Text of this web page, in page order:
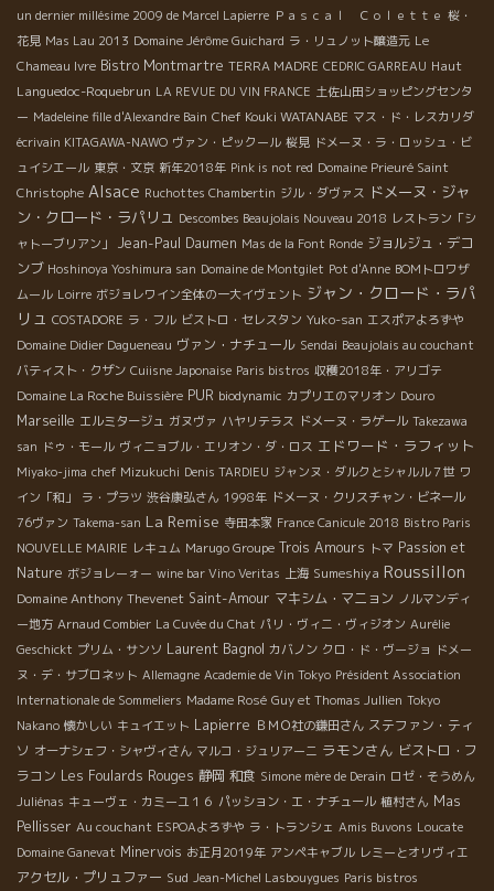
un dernier millésime 2009 de Marcel Lapierre Ｐａｓｃａｌ Ｃｏｌｅｔｔｅ 桜・
花見 Mas Lau 2013 Domaine Jérôme Guichard ラ・リュノット醸造元 Le
Chameau Ivre Bistro Montmartre TERRA MADRE CEDRIC GARREAU Haut
Languedoc-Roquebrun LA REVUE DU VIN FRANCE 土佐山田ショッピングセンタ
ー Madeleine fille d'Alexandre Bain Chef Kouki WATANABE マス・ド・レスカリダ
écrivain KITAGAWA-NAWO ヴァン・ピックール 桜見 ドメーヌ・ラ・ロッシュ・ビ
ュイシエール 東京・文京 新年2018年 Pink is not red Domaine Prieuré Saint
Christophe Alsace Ruchottes Chambertin ジル・ダヴァス ドメーヌ・ジャ
ン・クロード・ラパリュ Descombes Beaujolais Nouveau 2018 レストラン「シ
ャトーブリアン」
Jean-Paul Daumen Mas de la Font Ronde ジョルジュ・デコ
ンブ Hoshinoya Yoshimura san Domaine de Montgilet Pot d'Anne BOMトロワザ
ムール Loirre ボジョレワイン全体の一大イヴェント ジャン・クロード・ラパ
リュ COSTADORE ラ・フル ビストロ・セレスタン Yuko-san エスポアよろずや
Domaine Didier Dagueneau ヴァン・ナチュール Sendai Beaujolais au couchant
バティスト・クザン Cuiisne Japonaise Paris bistros 収穫2018年・アリゴテ
Domaine La Roche Buissière PUR biodynamic カプリエのマリオン Douro
Marseille エルミタージュ ガヌヴァ ハヤリテラス ドメーヌ・ラゲール Takezawa
san ドゥ・モール ヴィニョブル・エリオン・ダ・ロス エドワード・ラフィット
Miyako-jima chef Mizukuchi Denis TARDIEU ジャンヌ・ダルクとシャルル７世 ワ
イン「和」
ラ・プラツ 渋谷康弘さん 1998年 ドメーヌ・クリスチャン・ビネール
76ヴァン Takema-san La Remise 寺田本家 France Canicule 2018 Bistro Paris
NOUVELLE MAIRIE レキュム Marugo Groupe Trois Amours トマ Passion et
Nature ボジョレーォー wine bar Vino Veritas 上海 Sumeshiya Roussillon
Domaine Anthony Thevenet Saint-Amour マキシム・マニョン ノルマンディ
ー地方 Arnaud Combier La Cuvée du Chat パリ・ヴィニ・ヴィジオン Aurélie
Geschickt プリム・サンソ Laurent Bagnol カバノン クロ・ド・ヴージョ ドメー
ヌ・デ・サブロネット Allemagne Academie de Vin Tokyo Président Association
Internationale de Sommeliers Madame Rosé Guy et Thomas Jullien Tokyo
Nakano 懐かしい キュイエット Lapierre ＢＭＯ社の鎌田さん ステファン・ティ
ソ オーナシェフ・シャヴィさん マルコ・ジュリアーニ ラモンさん ビストロ・フ
ラコン Les Foulards Rouges 静岡 和食 Simone mère de Derain ロゼ・そうめん
Juliénas キューヴェ・カミーユ１６ パッション・エ・ナチュール 植村さん Mas
Pellisser Au couchant ESPOAよろずや ラ・トランシェ Amis Buvons Loucate
Domaine Ganevat Minervois お正月2019年 アンペキャブル レミーとオリヴィエ
アクセル・プリュファー Sud Jean-Michel Lasbouygues Paris bistros